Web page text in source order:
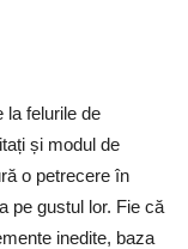
la felurile de
și modul de
o petrecere în
pe gustul lor. Fie că
inedite, baza